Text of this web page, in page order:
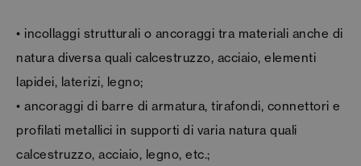
• incollaggi strutturali o ancoraggi tra materiali anche di
natura diversa quali calcestruzzo, acciaio, elementi
lapidei, laterizi, legno;
• ancoraggi di barre di armatura, tirafondi, connettori e
profilati metallici in supporti di varia natura quali
calcestruzzo, acciaio, legno, etc.;